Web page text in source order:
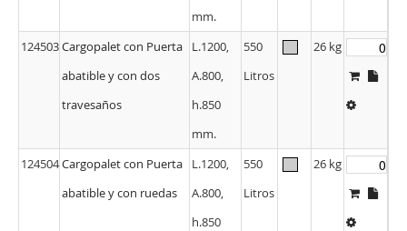
mm.
124503Cargopalet con Puerta
abatible y con dos
travesaños
L.1200,
A.800,
h.850
mm.
550
Litros
26 kg
124504Cargopalet con Puerta
abatible y con ruedas
L.1200,
A.800,
h.850
550
Litros
26 kg